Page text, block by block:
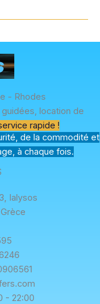
- Rhodes
location de
rapide !
de la commodité et
à chaque fois.
Ialysos
- 22:00